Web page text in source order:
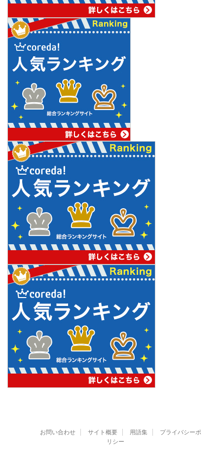
お問い合わせ サイト概要 用語集
プライバシーポ
リシー